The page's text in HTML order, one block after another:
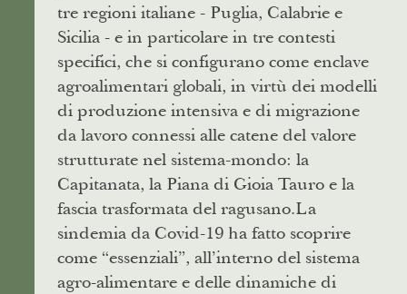
tre regioni italiane - Puglia, Calabrie e
Sicilia - e in particolare in tre contesti
specifici, che si configurano come enclave
agroalimentari globali, in virtù dei modelli
di produzione intensiva e di migrazione
da lavoro connessi alle catene del valore
strutturate nel sistema-mondo: la
Capitanata, la Piana di Gioia Tauro e la
fascia trasformata del ragusano.La
sindemia da Covid-19 ha fatto scoprire
come “essenziali”, all’interno del sistema
agro-alimentare e delle dinamiche di